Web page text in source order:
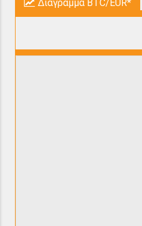
Διάγραμμα BTC/EUR*